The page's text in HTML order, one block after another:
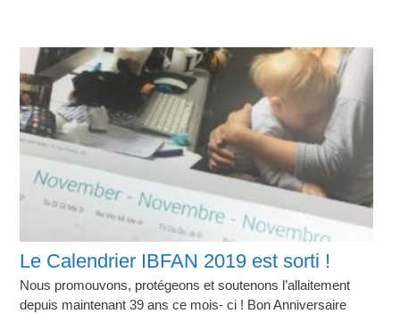
Le Calendrier IBFAN 2019 est sorti !
Nous promouvons, protégeons et soutenons l’allaitement
depuis maintenant 39 ans ce mois- ci ! Bon Anniversaire